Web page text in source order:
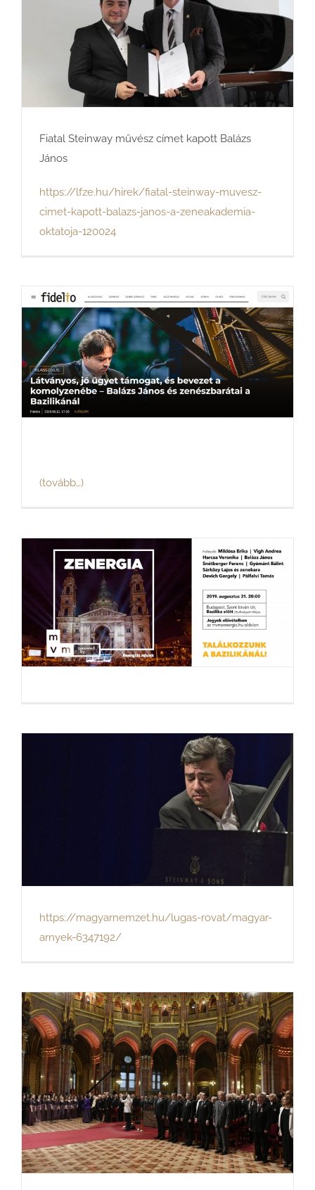
Fiatal Steinway művész címet kapott Balázs
János
https://lfze.hu/hirek/fiatal-steinway-muvesz-
cimet-kapott-balazs-janos-a-zeneakademia-
oktatoja-120024
(tovább…)
https://magyarnemzet.hu/lugas-rovat/magyar-
arnyek-6347192/